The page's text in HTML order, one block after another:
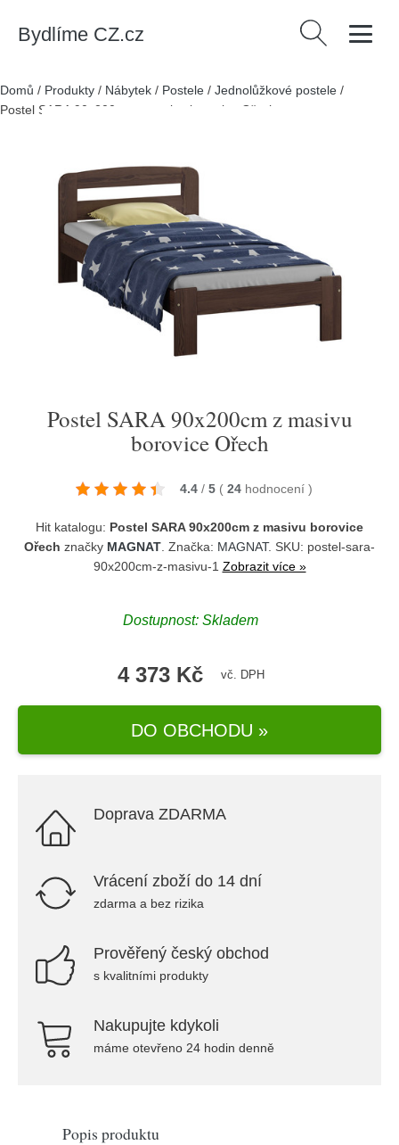
Bydlíme CZ.cz Vyhledávání
Domů / Produkty / Nábytek / Postele / Jednolůžkové postele /
Postel SARA 90x200cm z masivu borovice Ořech
Postel SARA 90x200cm z masivu
borovice Ořech
4.4 / 5 ( 24 hodnocení )
Hit katalogu: Postel SARA 90x200cm z masivu borovice
Ořech značky MAGNAT . Značka: MAGNAT. SKU: postel-sara-
90x200cm-z-masivu-1 Zobrazit více »
Dostupnost: Skladem
4 373 Kč vč. DPH
DO OBCHODU »
Doprava ZDARMA
Vrácení zboží do 14 dní
zdarma a bez rizika
Prověřený český obchod
s kvalitními produkty
Nakupujte kdykoli
máme otevřeno 24 hodin denně
Popis produktu